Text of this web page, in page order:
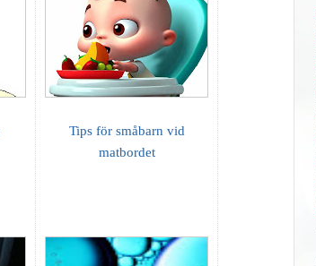
Tips för småbarn vid
matbordet